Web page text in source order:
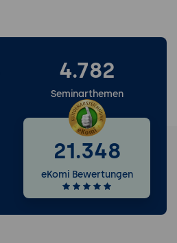
4.782
Seminarthemen
21.348
eKomi Bewertungen